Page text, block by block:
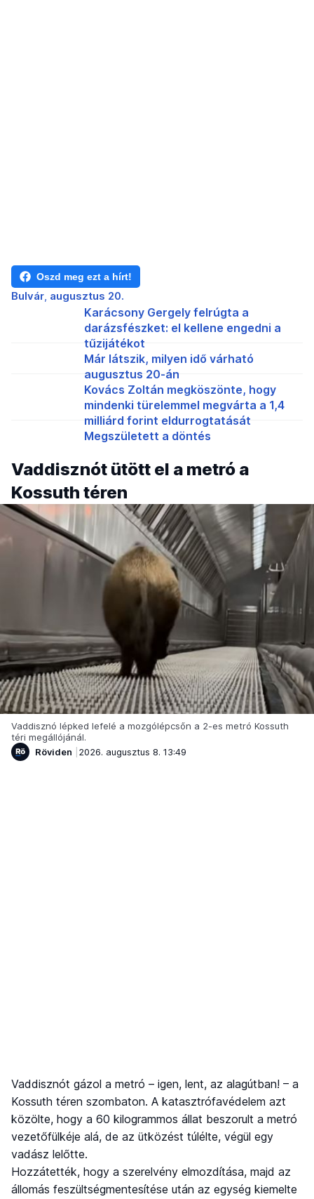
Oszd meg ezt a hírt!
Bulvár augusztus 20.
Karácsony Gergely felrúgta a
darázsfészket: el kellene engedni a
tűzijátékot
Már látszik, milyen idő várható
augusztus 20-án
Kovács Zoltán megköszönte, hogy
mindenki türelemmel megvárta a 1,4
milliárd forint eldurrogtatását
Megszületett a döntés
Vaddisznót ütött el a metró a
Kossuth téren
Vaddisznó lépked lefelé a mozgólépcsőn a 2-es metró Kossuth
téri megállójánál.
Röviden
2026. augusztus 8. 13:49
Vaddisznót gázol a metró – igen, lent, az alagútban! – a
Kossuth téren szombaton. A katasztrófavédelem azt
közölte, hogy a 60 kilogrammos állat beszorult a metró
vezetőfülkéje alá, de az ütközést túlélte, végül egy
vadász lelőtte.
Hozzátették, hogy a szerelvény elmozdítása, majd az
állomás feszültségmentesítése után az egység kiemelte